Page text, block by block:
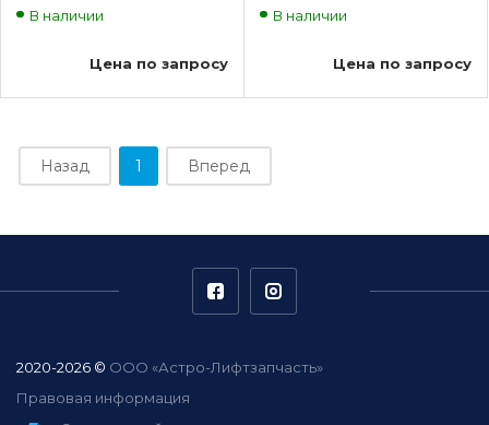
В наличии
Цена по запросу
02 (165*160)
В наличии
Цена по запросу
Назад 1 Вперед
2020-2026 © ООО «Астро-Лифтзапчасть»
Правовая информация